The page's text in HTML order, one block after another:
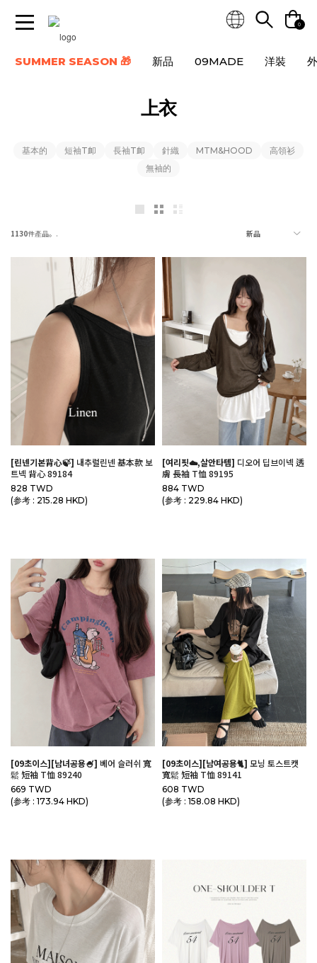
0
SUMMER SEASON 🎁 新品 09MADE 洋裝
上衣
基本的 短袖T卹 長袖T卹 針織 MTM&HOOD
高領衫
無袖的
1130件產品。.
[린넨기본背心🍃] 내추럴린넨 基本款 보
트넥 背心 89184
828 TWD
(参考 : 215.28 HKD)
[여리핏☁️,살안타템] 디오어 딥브이넥 透
膚 長袖 T恤 89195
884 TWD
(参考 : 229.84 HKD)
[09초이스][남녀공용🍧] 베어 슬러쉬 寬
鬆 短袖 T恤 89240
669 TWD
(参考 : 173.94 HKD)
[09초이스][남여공용🐈] 모닝 토스트캣
寬鬆 短袖 T恤 89141
608 TWD
(参考 : 158.08 HKD)